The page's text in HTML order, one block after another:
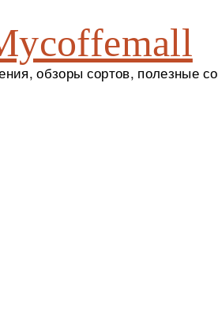
обзоры сортов, полезные